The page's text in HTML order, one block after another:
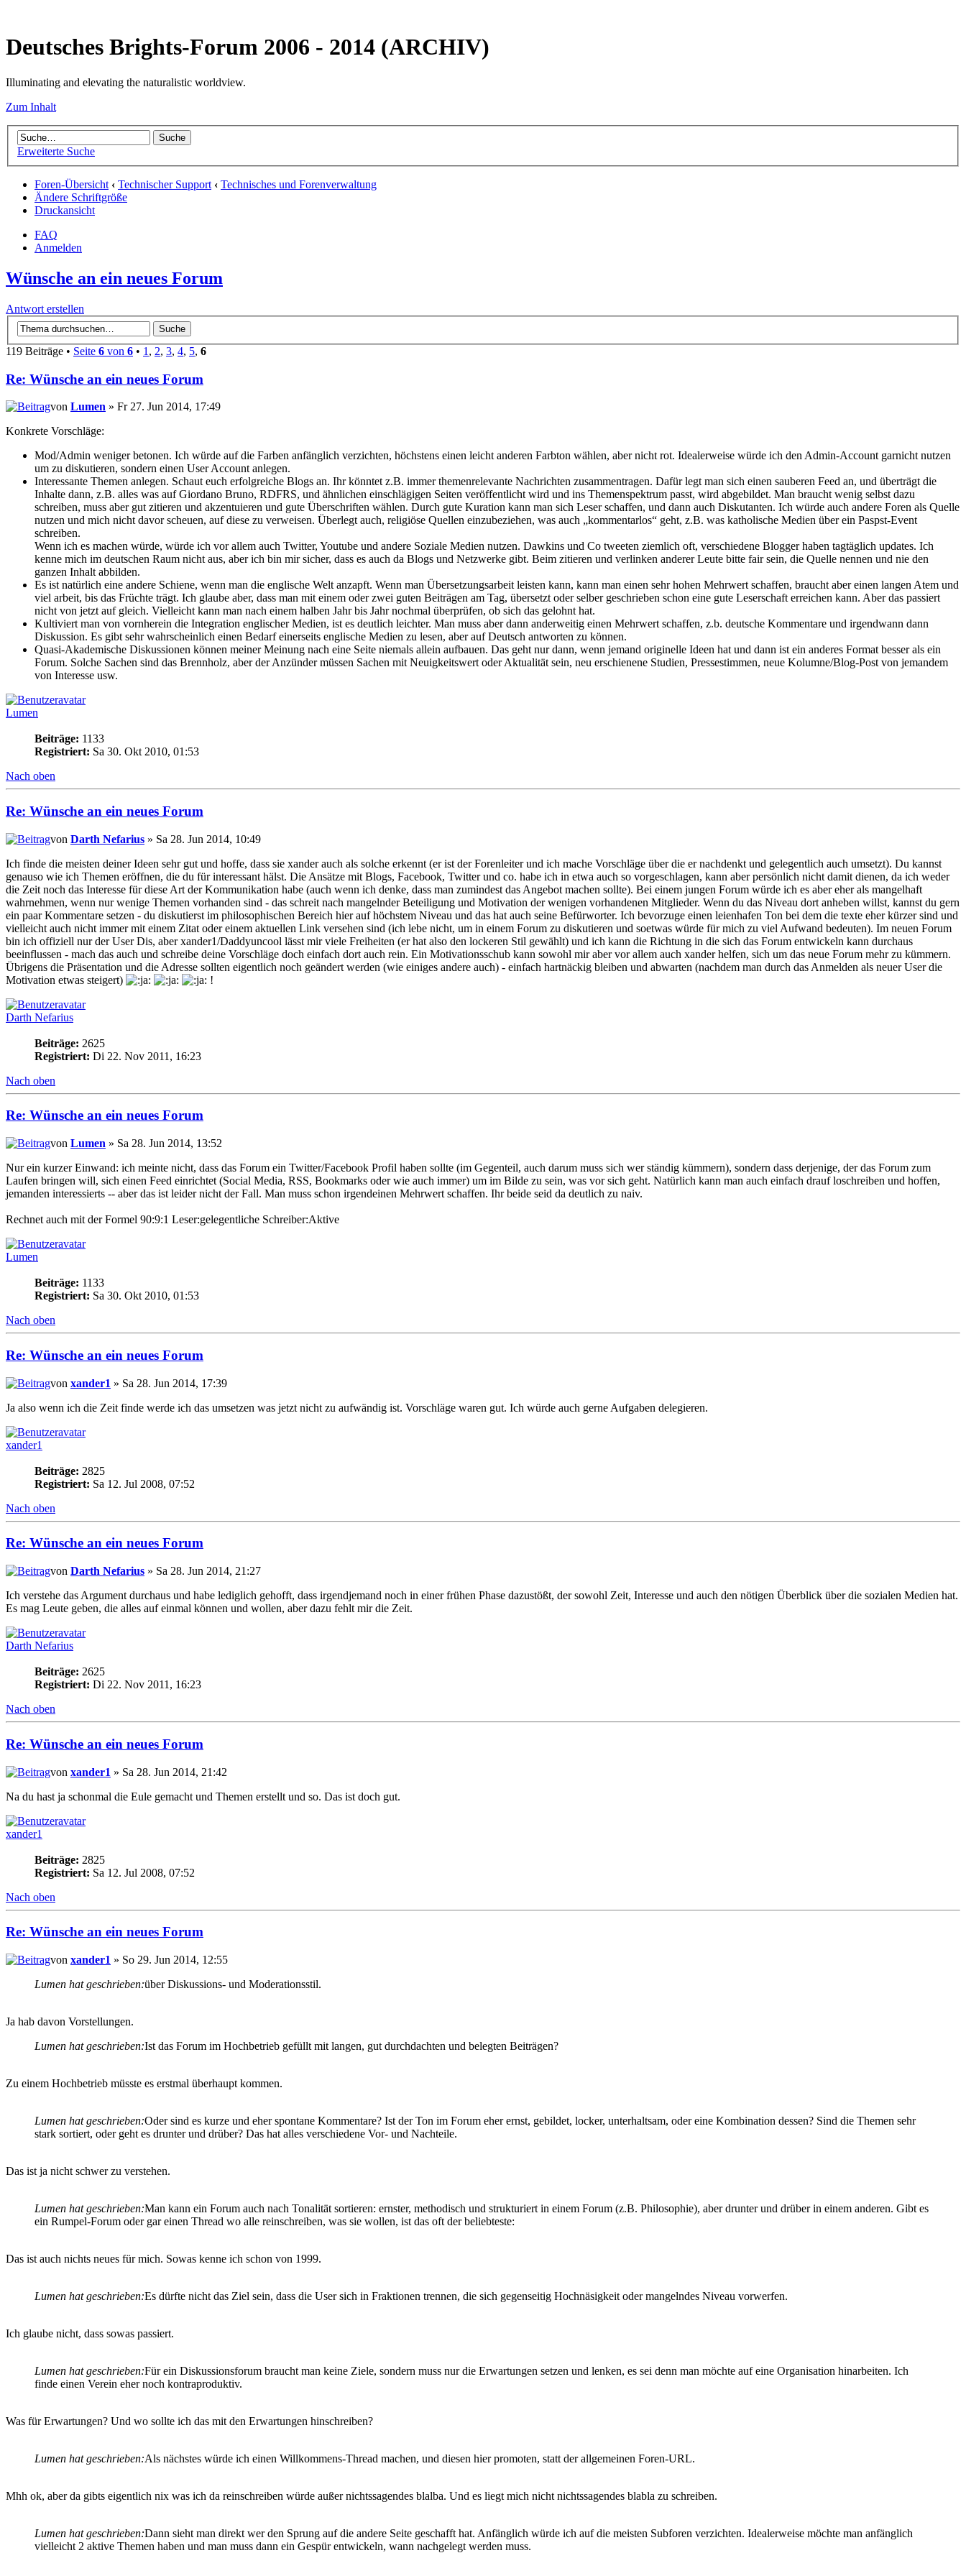
Deutsches Brights-Forum 2006 - 2014 (ARCHIV)
Illuminating and elevating the naturalistic worldview.
Zum Inhalt
Erweiterte Suche
Foren-Übersicht ‹ Technischer Support ‹ Technisches und Forenverwaltung
Ändere Schriftgröße
Druckansicht
FAQ
Anmelden
Wünsche an ein neues Forum
Antwort erstellen
119 Beiträge • Seite 6 von 6 • 1 , 2, 3, 4, 5, 6
Re: Wünsche an ein neues Forum
von Lumen » Fr 27. Jun 2014, 17:49
Konkrete Vorschläge:
Mod/Admin weniger betonen. Ich würde auf die Farben anfänglich verzichten, höchstens einen leicht anderen Farbton wählen, aber nicht rot. Idealerweise würde ich den Admin-Account garnicht nutzen
um zu diskutieren, sondern einen User Account anlegen.
Interessante Themen anlegen. Schaut euch erfolgreiche Blogs an. Ihr könntet z.B. immer themenrelevante Nachrichten zusammentragen. Dafür legt man sich einen sauberen Feed an, und überträgt die
Inhalte dann, z.B. alles was auf Giordano Bruno, RDFRS, und ähnlichen einschlägigen Seiten veröffentlicht wird und ins Themenspektrum passt, wird abgebildet. Man braucht wenig selbst dazu
schreiben, muss aber gut zitieren und akzentuieren und gute Überschriften wählen. Durch gute Kuration kann man sich Leser schaffen, und dann auch Diskutanten. Ich würde auch andere Foren als Quelle
nutzen und mich nicht davor scheuen, auf diese zu verweisen. Überlegt auch, religiöse Quellen einzubeziehen, was auch „kommentarlos“ geht, z.B. was katholische Medien über ein Paspst-Event
schreiben.
Wenn ich es machen würde, würde ich vor allem auch Twitter, Youtube und andere Soziale Medien nutzen. Dawkins und Co tweeten ziemlich oft, verschiedene Blogger haben tagtäglich updates. Ich
kenne mich im deutschen Raum nicht aus, aber ich bin mir sicher, dass es auch da Blogs und Netzwerke gibt. Beim zitieren und verlinken anderer Leute bitte fair sein, die Quelle nennen und nie den
ganzen Inhalt abbilden.
Es ist natürlich eine andere Schiene, wenn man die englische Welt anzapft. Wenn man Übersetzungsarbeit leisten kann, kann man einen sehr hohen Mehrwert schaffen, braucht aber einen langen Atem und
viel arbeit, bis das Früchte trägt. Ich glaube aber, dass man mit einem oder zwei guten Beiträgen am Tag, übersetzt oder selber geschrieben schon eine gute Leserschaft erreichen kann. Aber das passiert
nicht von jetzt auf gleich. Vielleicht kann man nach einem halben Jahr bis Jahr nochmal überprüfen, ob sich das gelohnt hat.
Kultiviert man von vornherein die Integration englischer Medien, ist es deutlich leichter. Man muss aber dann anderweitig einen Mehrwert schaffen, z.b. deutsche Kommentare und irgendwann dann
Diskussion. Es gibt sehr wahrscheinlich einen Bedarf einerseits englische Medien zu lesen, aber auf Deutsch antworten zu können.
Quasi-Akademische Diskussionen können meiner Meinung nach eine Seite niemals allein aufbauen. Das geht nur dann, wenn jemand originelle Ideen hat und dann ist ein anderes Format besser als ein
Forum. Solche Sachen sind das Brennholz, aber der Anzünder müssen Sachen mit Neuigkeitswert oder Aktualität sein, neu erschienene Studien, Pressestimmen, neue Kolumne/Blog-Post von jemandem
von Interesse usw.
Lumen
Beiträge: 1133
Registriert: Sa 30. Okt 2010, 01:53
Nach oben
Re: Wünsche an ein neues Forum
von Darth Nefarius » Sa 28. Jun 2014, 10:49
Ich finde die meisten deiner Ideen sehr gut und hoffe, dass sie xander auch als solche erkennt (er ist der Forenleiter und ich mache Vorschläge über die er nachdenkt und gelegentlich auch umsetzt). Du kannst
genauso wie ich Themen eröffnen, die du für interessant hälst. Die Ansätze mit Blogs, Facebook, Twitter und co. habe ich in etwa auch so vorgeschlagen, kann aber persönlich nicht damit dienen, da ich weder
die Zeit noch das Interesse für diese Art der Kommunikation habe (auch wenn ich denke, dass man zumindest das Angebot machen sollte). Bei einem jungen Forum würde ich es aber eher als mangelhaft
wahrnehmen, wenn nur wenige Themen vorhanden sind - das schreit nach mangelnder Beteiligung und Motivation der wenigen vorhandenen Mitglieder. Wenn du das Niveau dort anheben willst, kannst du gern
ein paar Kommentare setzen - du diskutierst im philosophischen Bereich hier auf höchstem Niveau und das hat auch seine Befürworter. Ich bevorzuge einen leienhafen Ton bei dem die texte eher kürzer sind und
vielleicht auch nicht immer mit einem Zitat oder einem aktuellen Link versehen sind (ich lebe nicht, um in einem Forum zu diskutieren und soetwas würde für mich zu viel Aufwand bedeuten). Im neuen Forum
bin ich offiziell nur der User Dis, aber xander1/Daddyuncool lässt mir viele Freiheiten (er hat also den lockeren Stil gewählt) und ich kann die Richtung in die sich das Forum entwickeln kann durchaus
beeinflussen - mach das auch und schreibe deine Vorschläge doch einfach dort auch rein. Ein Motivationsschub kann sowohl mir aber vor allem auch xander helfen, sich um das neue Forum mehr zu kümmern.
Übrigens die Präsentation und die Adresse sollten eigentlich noch geändert werden (wie einiges andere auch) - einfach hartnäckig bleiben und abwarten (nachdem man durch das Anmelden als neuer User die
Motivation etwas steigert)
!
Darth Nefarius
Beiträge: 2625
Registriert: Di 22. Nov 2011, 16:23
Nach oben
Re: Wünsche an ein neues Forum
von Lumen » Sa 28. Jun 2014, 13:52
Nur ein kurzer Einwand: ich meinte nicht, dass das Forum ein Twitter/Facebook Profil haben sollte (im Gegenteil, auch darum muss sich wer ständig kümmern), sondern dass derjenige, der das Forum zum
Laufen bringen will, sich einen Feed einrichtet (Social Media, RSS, Bookmarks oder wie auch immer) um im Bilde zu sein, was vor sich geht. Natürlich kann man auch einfach drauf loschreiben und hoffen,
jemanden interessierts -- aber das ist leider nicht der Fall. Man muss schon irgendeinen Mehrwert schaffen. Ihr beide seid da deutlich zu naiv.
Rechnet auch mit der Formel 90:9:1 Leser:gelegentliche Schreiber:Aktive
Lumen
Beiträge: 1133
Registriert: Sa 30. Okt 2010, 01:53
Nach oben
Re: Wünsche an ein neues Forum
von xander1 » Sa 28. Jun 2014, 17:39
Ja also wenn ich die Zeit finde werde ich das umsetzen was jetzt nicht zu aufwändig ist. Vorschläge waren gut. Ich würde auch gerne Aufgaben delegieren.
xander1
Beiträge: 2825
Registriert: Sa 12. Jul 2008, 07:52
Nach oben
Re: Wünsche an ein neues Forum
von Darth Nefarius » Sa 28. Jun 2014, 21:27
Ich verstehe das Argument durchaus und habe lediglich gehofft, dass irgendjemand noch in einer frühen Phase dazustößt, der sowohl Zeit, Interesse und auch den nötigen Überblick über die sozialen Medien hat.
Es mag Leute geben, die alles auf einmal können und wollen, aber dazu fehlt mir die Zeit.
Darth Nefarius
Beiträge: 2625
Registriert: Di 22. Nov 2011, 16:23
Nach oben
Re: Wünsche an ein neues Forum
von xander1 » Sa 28. Jun 2014, 21:42
Na du hast ja schonmal die Eule gemacht und Themen erstellt und so. Das ist doch gut.
xander1
Beiträge: 2825
Registriert: Sa 12. Jul 2008, 07:52
Nach oben
Re: Wünsche an ein neues Forum
von xander1 » So 29. Jun 2014, 12:55
Lumen hat geschrieben:über Diskussions- und Moderationsstil.
Ja hab davon Vorstellungen.
Lumen hat geschrieben:Ist das Forum im Hochbetrieb gefüllt mit langen, gut durchdachten und belegten Beiträgen?
Zu einem Hochbetrieb müsste es erstmal überhaupt kommen.
Lumen hat geschrieben:Oder sind es kurze und eher spontane Kommentare? Ist der Ton im Forum eher ernst, gebildet, locker, unterhaltsam, oder eine Kombination dessen? Sind die Themen sehr
stark sortiert, oder geht es drunter und drüber? Das hat alles verschiedene Vor- und Nachteile.
Das ist ja nicht schwer zu verstehen.
Lumen hat geschrieben:Man kann ein Forum auch nach Tonalität sortieren: ernster, methodisch und strukturiert in einem Forum (z.B. Philosophie), aber drunter und drüber in einem anderen. Gibt es
ein Rumpel-Forum oder gar einen Thread wo alle reinschreiben, was sie wollen, ist das oft der beliebteste:
Das ist auch nichts neues für mich. Sowas kenne ich schon von 1999.
Lumen hat geschrieben:Es dürfte nicht das Ziel sein, dass die User sich in Fraktionen trennen, die sich gegenseitig Hochnäsigkeit oder mangelndes Niveau vorwerfen.
Ich glaube nicht, dass sowas passiert.
Lumen hat geschrieben:Für ein Diskussionsforum braucht man keine Ziele, sondern muss nur die Erwartungen setzen und lenken, es sei denn man möchte auf eine Organisation hinarbeiten. Ich
finde einen Verein eher noch kontraproduktiv.
Was für Erwartungen? Und wo sollte ich das mit den Erwartungen hinschreiben?
Lumen hat geschrieben:Als nächstes würde ich einen Willkommens-Thread machen, und diesen hier promoten, statt der allgemeinen Foren-URL.
Mhh ok, aber da gibts eigentlich nix was ich da reinschreiben würde außer nichtssagendes blalba. Und es liegt mich nicht nichtssagendes blabla zu schreiben.
Lumen hat geschrieben:Dann sieht man direkt wer den Sprung auf die andere Seite geschafft hat. Anfänglich würde ich auf die meisten Subforen verzichten. Idealerweise möchte man anfänglich
vielleicht 2 aktive Themen haben und man muss dann ein Gespür entwickeln, wann nachgelegt werden muss.